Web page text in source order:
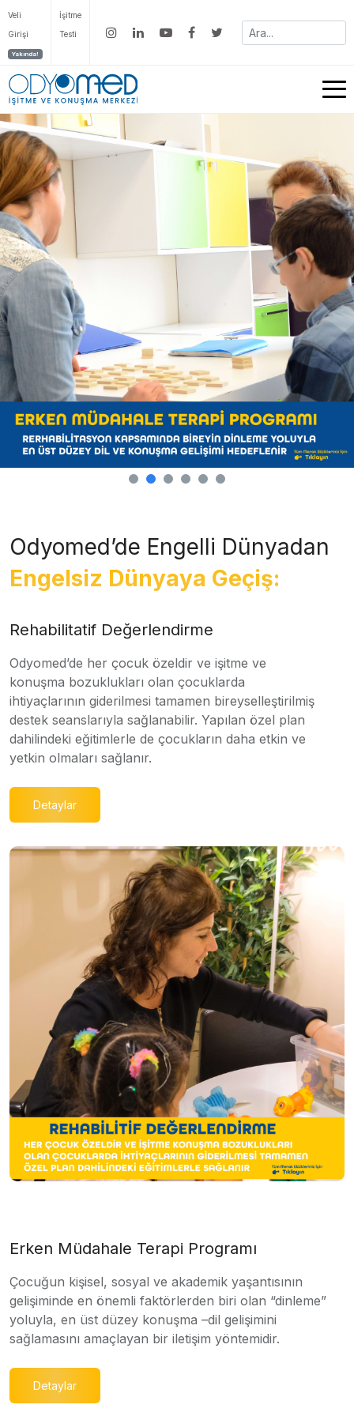
Veli
Girişi
Yakında!
İşitme
Testi
Odyomed’de Engelli Dünyadan
Engelsiz Dünyaya Geçiş:
Rehabilitatif Değerlendirme
Odyomed’de her çocuk özeldir ve işitme ve
konuşma bozuklukları olan çocuklarda
ihtiyaçlarının giderilmesi tamamen bireyselleştirilmiş
destek seanslarıyla sağlanabilir. Yapılan özel plan
dahilindeki eğitimlerle de çocukların daha etkin ve
yetkin olmaları sağlanır.
Detaylar
Erken Müdahale Terapi Programı
Çocuğun kişisel, sosyal ve akademik yaşantısının
gelişiminde en önemli faktörlerden biri olan “dinleme”
yoluyla, en üst düzey konuşma –dil gelişimini
sağlamasını amaçlayan bir iletişim yöntemidir.
Detaylar